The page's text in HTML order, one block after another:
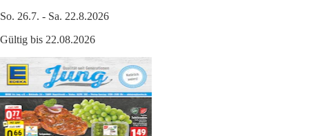
So. 26.7. - Sa. 22.8.2026
Gültig bis 22.08.2026